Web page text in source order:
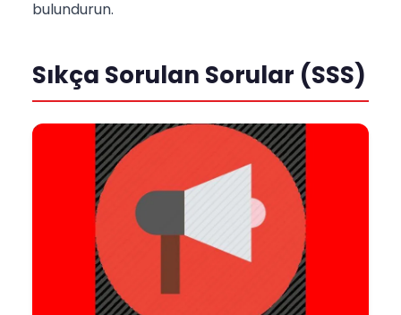
bulundurun.
Sıkça Sorulan Sorular (SSS)